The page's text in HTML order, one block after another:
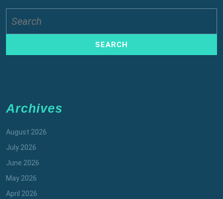
for:
Archives
August 2026
July 2026
June 2026
May 2026
April 2026